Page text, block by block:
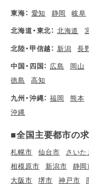
東海： 愛知 静岡 岐阜
北海道・東北： 北海道
北陸・甲信越： 新潟 長
中国・四国： 広島 岡山
徳島
高知
九州・沖縄： 福岡 熊本
沖縄
■全国主要都市の
札幌市 仙台市 さいた
相模原市
新潟市 静岡
大阪市
堺市 神戸市